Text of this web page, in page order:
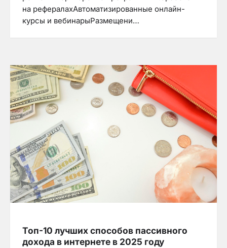
на рефералахАвтоматизированные онлайн-
курсы и вебинарыРазмещени…
Топ-10 лучших способов пассивного
дохода в интернете в 2025 году